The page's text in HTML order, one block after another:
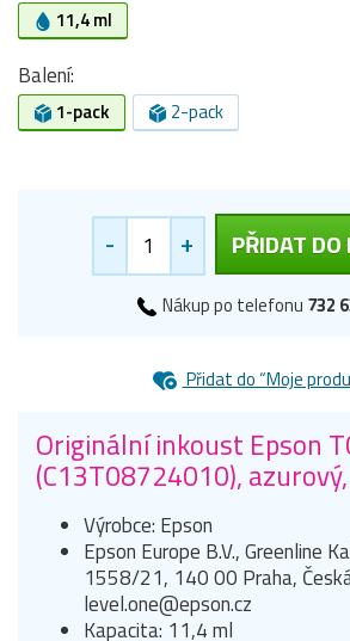
11,4 ml
Balení:
1-pack 2-pack
- + PŘIDAT DO
Nákup po telefonu 732
Přidat do “Moje
Originální inkoust Epson
(C13T08724010),
Výrobce: Epson
Epson Europe B.V., Greenline
1558/21, 140 00 Praha,
level.one@epson.cz
Kapacita: 11,4 ml